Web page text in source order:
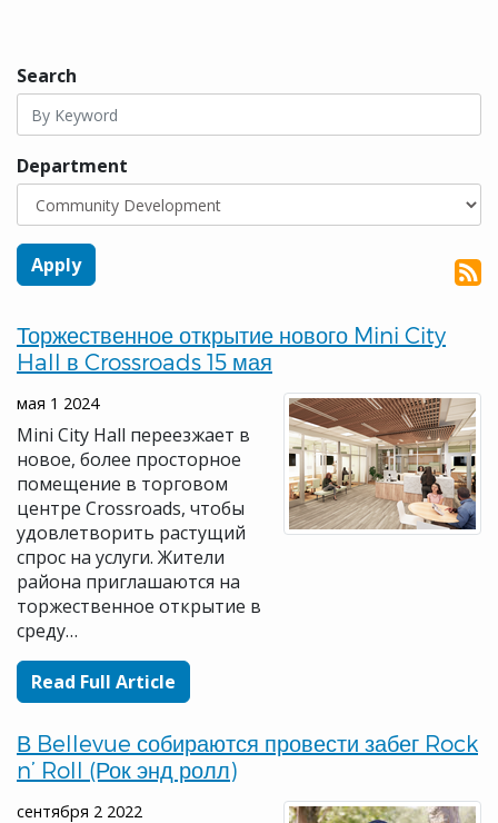
Search
Department
Торжественное открытие нового Mini City
Hall в Crossroads 15 мая
мая 1 2024
Mini City Hall переезжает в
новое, более просторное
помещение в торговом
центре Crossroads, чтобы
удовлетворить растущий
спрос на услуги. Жители
района приглашаются на
торжественное открытие в
среду…
Read Full Article
В Bellevue собираются провести забег Rock
n’ Roll (Рок энд ролл)
сентября 2 2022